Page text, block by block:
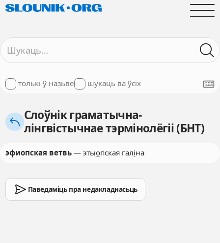
толькі ў назьве шукаць ва ўсіх
Слоўнік граматычна-
лінгвістычнае тэрмінолёгіі (БНТ)
эфиопская ветвь— этыопская галіна
Паведаміць пра недакладнасьць